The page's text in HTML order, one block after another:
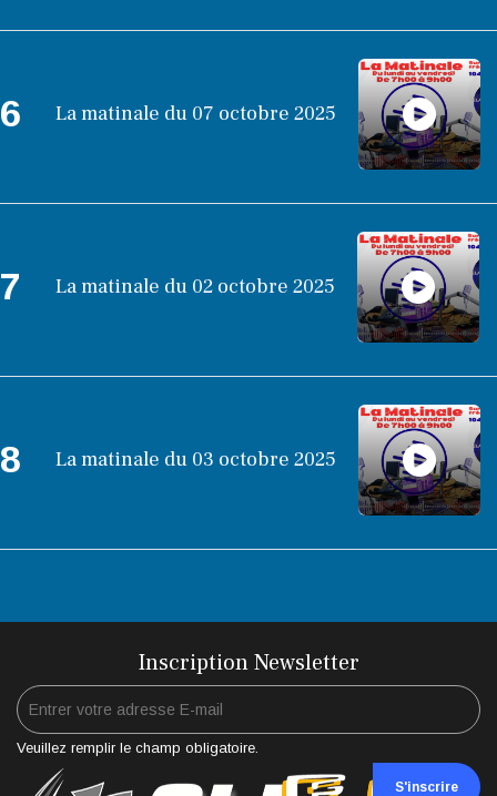
6 La matinale du 07 octobre 2025
7 La matinale du 02 octobre 2025
8 La matinale du 03 octobre 2025
Inscription Newsletter
Veuillez remplir le champ obligatoire.
S'inscrire